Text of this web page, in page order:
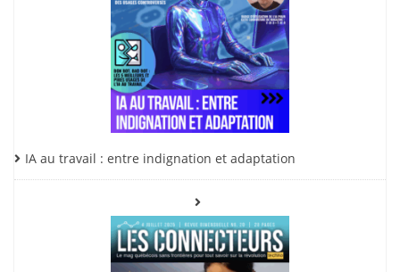
IA au travail : entre indignation et adaptation